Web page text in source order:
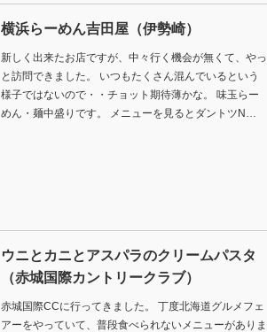
横浜らーめん吉田屋（伊勢崎）
新しく出来たお店ですが、中々行く機会が無くて、やっ
と訪問できました。 いつもたくさん混んでいるという
様子ではないので・・チョット期待薄かな。 味玉らー
めん・麺中盛りです。 メニューを見るとダントツN…
ウニとカニとアスパラのクリームパスタ
（赤城国際カントリークラブ）
赤城国際CCに行ってきました。 丁度北海道グルメフェ
アーをやっていて、普段食べられないメニューがありま